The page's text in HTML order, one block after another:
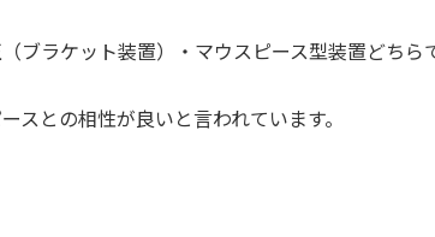
ブラケット装置）・マウスピース型装置どちら
との相性が良いと言われています。